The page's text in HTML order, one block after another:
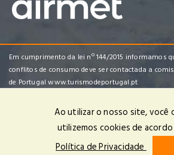
Em cumprimento da lei nº 144/2015 informamos
conflitos de consumo deve ser contactada a
de Portugalwww.turismodeportugal.pt
Enredo Tropical Viagens e Turismo, Lda |
Ao utilizar o nosso site, você
utilizemos cookies de acordo
Política de Privacidade